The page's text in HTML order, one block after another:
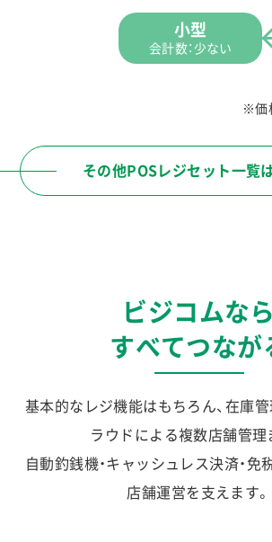
小型
会計数：少ない
※価
その他POSレジセット一覧
ビジコムなら
すべてつなが
基本的なレジ機能はもちろん、在庫管
ラウドによる複数店舗管理
自動釣銭機・キャッシュレス決済・免
店舗運営を支えます。